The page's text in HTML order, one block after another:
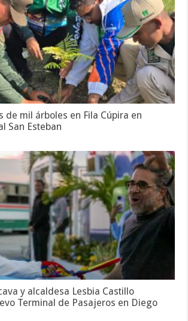
de mil árboles en Fila Cúpira en
San Esteban
y alcaldesa Lesbia Castillo
Terminal de Pasajeros en Diego